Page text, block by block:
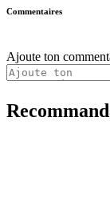
Commentaires
Ajoute ton